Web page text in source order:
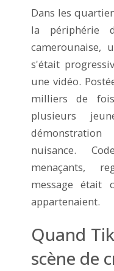
Dans les
la périphérie
camerounaise,
s'était
une vidéo.
milliers de
plusieurs
nuisance.
menaçants,
message était
appartenaient.
Quand
scène de